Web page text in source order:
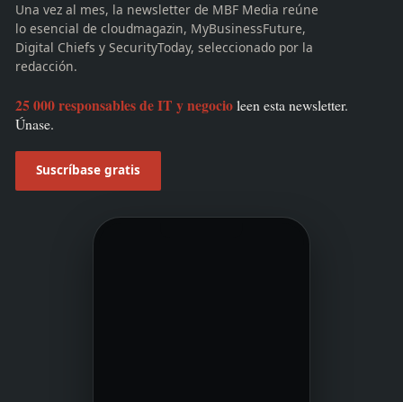
Una vez al mes, la newsletter de MBF Media reúne
lo esencial de cloudmagazin, MyBusinessFuture,
Digital Chiefs y SecurityToday, seleccionado por la
redacción.
25 000 responsables de IT y negocioleen esta newsletter.
Únase.
Suscríbase gratis